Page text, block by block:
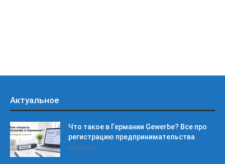
Актуальное
Что такое в Германии Gewerbe? Все про
регистрацию предпринимательства
07.08.2026